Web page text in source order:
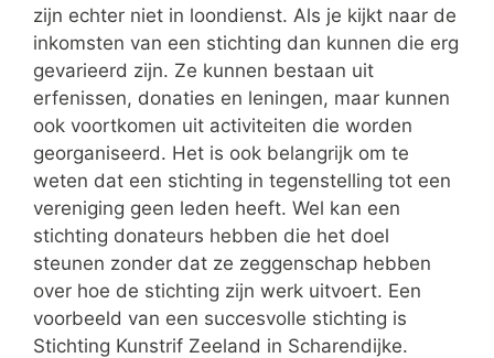
zijn echter niet in loondienst. Als je kijkt naar de
inkomsten van een stichting dan kunnen die erg
gevarieerd zijn. Ze kunnen bestaan uit
erfenissen, donaties en leningen, maar kunnen
ook voortkomen uit activiteiten die worden
georganiseerd. Het is ook belangrijk om te
weten dat een stichting in tegenstelling tot een
vereniging geen leden heeft. Wel kan een
stichting donateurs hebben die het doel
steunen zonder dat ze zeggenschap hebben
over hoe de stichting zijn werk uitvoert. Een
voorbeeld van een succesvolle stichting is
Stichting Kunstrif Zeeland in Scharendijke.